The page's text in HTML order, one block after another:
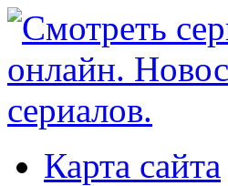
Карта сайта